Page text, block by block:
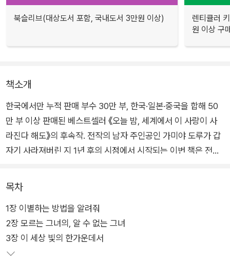
북슬리브(대상도서 포함, 국내도서 3만원 이상)
렌티큘러
원 이상 구
책소개
한국에서만 누적 판매 부수 30만 부, 한국·일본·중국을 합해 50
만 부 이상 판매된 베스트셀러 《오늘 밤, 세계에서 이 사랑이 사
라진다 해도》의 후속작. 전작의 남자 주인공인 가미야 도루가 갑
자기 사라져버린 지 1년 후의 시점에서 시작되는 이번 책은 전작
세워 또 한 편의 가슴 아린 사랑 이야기를 펼쳐놓는다.
밤에 자고 일어나면 기억이 리셋되는 ‘선행성 기억상실증’을 앓는
히노 마오리와 자신보다 상대를 먼저 생각하는 이타적 순애보를
보여준 가미야 도루. 그들 곁에서 도루를 향한 자신의 마음을 감
춘 채 가장 친한 친구이자 조력자의 위치에 머물러야 했던 와타
목차
1장 이별하는 방법을 알려줘
2장 모르는 그녀의, 알 수 없는 그녀
3장 이 세상 빛의 한가운데서